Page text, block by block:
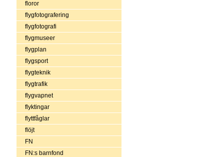
floror
flygfotografering
flygfotografi
flygmuseer
flygplan
flygsport
flygteknik
flygtrafik
flygvapnet
flyktingar
flyttfåglar
flöjt
FN
FN:s barnfond